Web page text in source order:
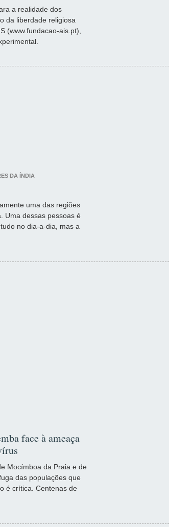
a realidade dos
da liberdade religiosa
(www.fundacao-ais.pt),
DA ÍNDIA
uma das regiões
Uma dessas pessoas é
no dia-a-dia, mas a
face à ameaça
Mocímboa da Praia e de
das populações que
é crítica. Centenas de